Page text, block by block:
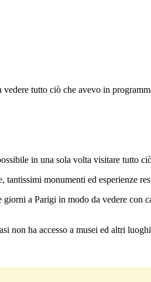
tutto ciò che avevo in
in una sola volta visitare tutto
monumenti ed esperienze
a Parigi in modo da vedere
non ha accesso a musei ed altri